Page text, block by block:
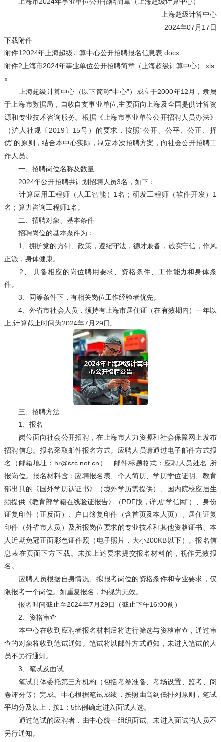
上海市2024年事业单位公开招聘简章（上海超级计算中心）
上海超级计算中心
2024年07月17日
下载附件
附件12024年上海超级计算中心公开招聘报名信息表.docx
附件2上海市2024年事业单位公开招聘简章（上海超级计算中心）.xls
x
上海超级计算中心（以下简称“中心”）成立于2000年12月，隶属
于上海市数据局，自收自支事业单位,主要面向上海及全国提供计算资
源和专业技术咨询服务。根据《上海市事业单位公开招聘人员办法》
（沪人社规〔2019〕15号）的要求，按照“公开、公平、公正、择
优”的原则，结合本中心实际，制定本次招聘方案，向社会公开招聘工
作人员。
一、招聘岗位名称及数量
2024年公开招聘共计划招聘人员3名，如下：
计算应用工程师（人工智能）1名；研发工程师（软件开发）1
名；算力咨询工程师1名。
二、招聘对象、基本条件
招聘岗位的基本条件为：
1、拥护党的方针、政策，遵纪守法，德才兼备，诚实守信，作风
正派，身体健康。
2、 具备相应的岗位聘用要求、资格条件、工作能力和身体条
件。
3、同等条件下，有相关岗位工作经验者优先。
4、外省市社会人员，须持有上海市居住证（在有效期内）一年以
上,计算截止时间为2024年7月29日。
三、招聘方法
1、报名
岗位面向社会公开招聘，在上海市人力资源和社会保障网上发布
招聘信息。报名采取邮件报名方式。应聘人员请通过电子邮件方式报
名（邮箱地址：hr@ssc.net.cn），邮件标题格式：应聘人员姓名-所
报岗位。报名材料含：应聘报名表、个人简历、学历学位证明、教育
部出具的《国外学历认证书》（境外学历需提供）、国内院校应届生
须提供《教育部学籍在线验证报告》（PDF版，详见“学信网”）、身份
证复印件（正反面）、户口簿复印件（含首页及本人页）、居住证复
印件（外省市人员）及所报岗位要求的专业技术和其他资格证书、本
人近期免冠正面彩色证件照（电子照片，大小200KB以下）。报名信
息表在页面下方下载。未按上述要求提交报名材料的，视作无效报
名。
应聘人员根据自身情况、拟报考岗位的资格条件和专业要求，仅
限报考一个岗位。如重复报名，均视为无效。
报名时间截止至2024年7月29日（截止下午16:00前）
2、资格审查
本中心在收到应聘者报名材料后将进行筛选与资格审查，通过审
查的对象将收到笔试通知。笔试将以邮件方式通知，未进入笔试的人
员不另行通知。
3、笔试及面试
笔试具体委托第三方机构（包括考卷准备、考场设置、监考、阅
卷评分等）完成。中心根据笔试成绩，按照由高到低排列原则，笔试
平均分及以上，按1：5比例确定进入面试人选。
通过笔试的应聘者，由中心统一组织面试。未进入面试的人员不
另行通知。